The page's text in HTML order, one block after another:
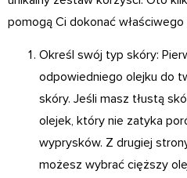
pomogą Ci dokonać właściwego
Określ swój typ skóry:
odpowiedniego olejku do
skóry. Jeśli masz tłustą
olejek, który nie zatyka
wyprysków. Z drugiej
możesz wybrać cięższy